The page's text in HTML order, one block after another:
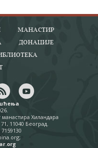
МАНАСТИР
ДОНАЦИЈЕ
Хиландара
11040 Београд.